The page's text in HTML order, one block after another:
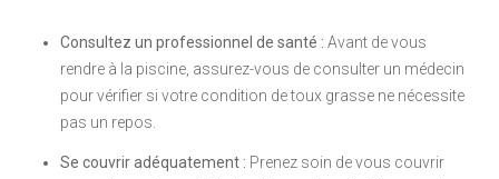
Consultez un professionnel de santé : Avant de vous
rendre à la piscine, assurez-vous de consulter un médecin
pour vérifier si votre condition de toux grasse ne nécessite
pas un repos.
Se couvrir adéquatement : Prenez soin de vous couvrir